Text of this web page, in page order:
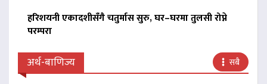
हरिशयनी एकादशीसँगै चतुर्मास सुरु, घर–घरमा तुलसी रोप्ने
परम्परा
अर्थ-बाणिज्य सबै